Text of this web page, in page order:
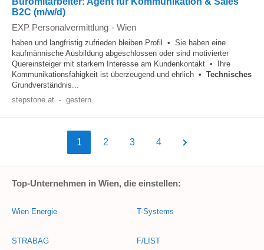
B2C (m/w/d)
EXP Personalvermittlung - Wien
haben und langfristig zufrieden bleiben Profil • Sie haben eine
kaufmännische Ausbildung abgeschlossen oder sind motivierter
Quereinsteiger mit starkem Interesse am Kundenkontakt • Ihre
Kommunikationsfähigkeit ist überzeugend und ehrlich • Technisches
Grundverständnis...
stepstone.at - gestern
1 2 3 4
Top-Unternehmen in Wien, die einstellen:
Wien Energie
STRABAG
T-Systems
F/LIST